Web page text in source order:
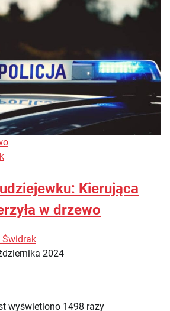
Kierująca
w drzewo
Świdrak
2024
wyświetlono 1498 razy